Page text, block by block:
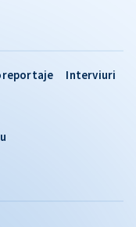
Interviuri